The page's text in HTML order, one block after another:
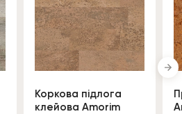
Коркова підлога
клейова Amorim